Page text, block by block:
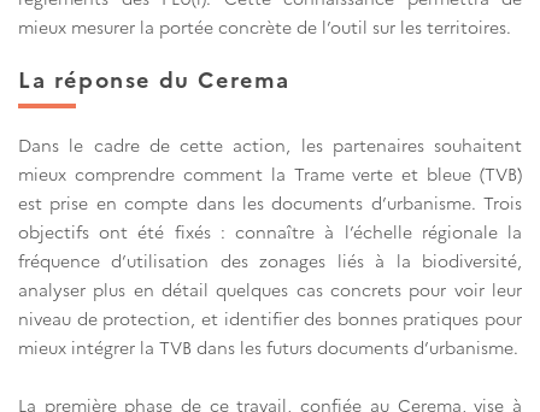
mieux mesurer la portée concrète de l’outil sur les territoires.
La réponse du Cerema
Dans le cadre de cette action, les partenaires souhaitent
mieux comprendre comment la Trame verte et bleue (TVB)
est prise en compte dans les documents d’urbanisme. Trois
objectifs ont été fixés : connaître à l’échelle régionale la
fréquence d’utilisation des zonages liés à la biodiversité,
analyser plus en détail quelques cas concrets pour voir leur
niveau de protection, et identifier des bonnes pratiques pour
mieux intégrer la TVB dans les futurs documents d’urbanisme.
La première phase de ce travail, confiée au Cerema, vise à